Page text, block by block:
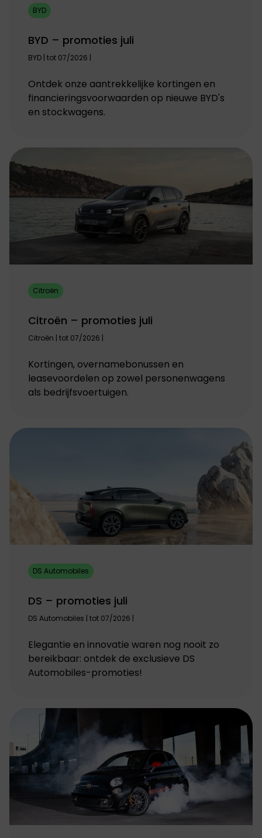
BYD
BYD – promoties juli
BYD | tot 07/2026 |
Ontdek onze aantrekkelijke kortingen en
financieringsvoorwaarden op nieuwe BYD's
en stockwagens.
Citroën
Citroën – promoties juli
Citroën | tot 07/2026 |
Kortingen, overnamebonussen en
leasevoordelen op zowel personenwagens
als bedrijfsvoertuigen.
DS Automobiles
DS – promoties juli
DS Automobiles | tot 07/2026 |
Elegantie en innovatie waren nog nooit zo
bereikbaar: ontdek de exclusieve DS
Automobiles-promoties!